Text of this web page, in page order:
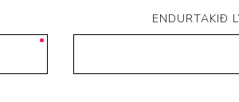
ENDURTAKIÐ